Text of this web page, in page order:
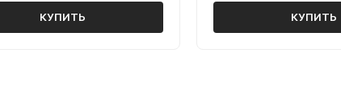
КУПИТЬ КУПИТЬ